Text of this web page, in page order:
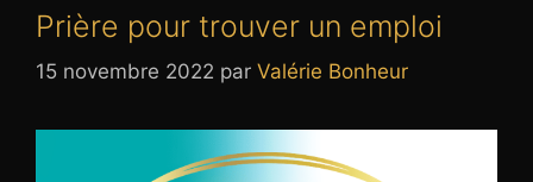
Prière pour trouver un emploi
15 novembre 2022 par Valérie Bonheur